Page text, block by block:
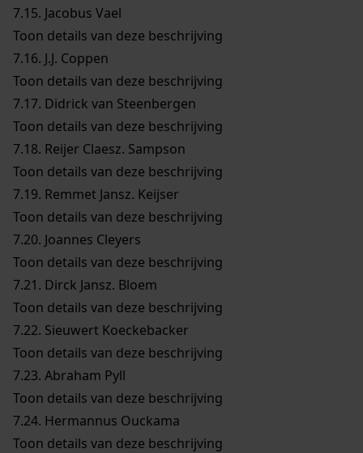
7.15. Jacobus Vael
Toon details van deze beschrijving
7.16. J.J. Coppen
Toon details van deze beschrijving
7.17. Didrick van Steenbergen
Toon details van deze beschrijving
7.18. Reijer Claesz. Sampson
Toon details van deze beschrijving
7.19. Remmet Jansz. Keijser
Toon details van deze beschrijving
7.20. Joannes Cleyers
Toon details van deze beschrijving
7.21. Dirck Jansz. Bloem
Toon details van deze beschrijving
7.22. Sieuwert Koeckebacker
Toon details van deze beschrijving
7.23. Abraham Pyll
Toon details van deze beschrijving
7.24. Hermannus Ouckama
Toon details van deze beschrijving